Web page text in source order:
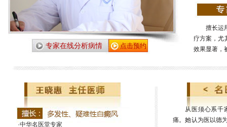
专家在线分析病情 点击预约
擅长运
疗方案，尤
效果显著，
·中华名医堂专家
从医须心系千
痛。她认为医以德